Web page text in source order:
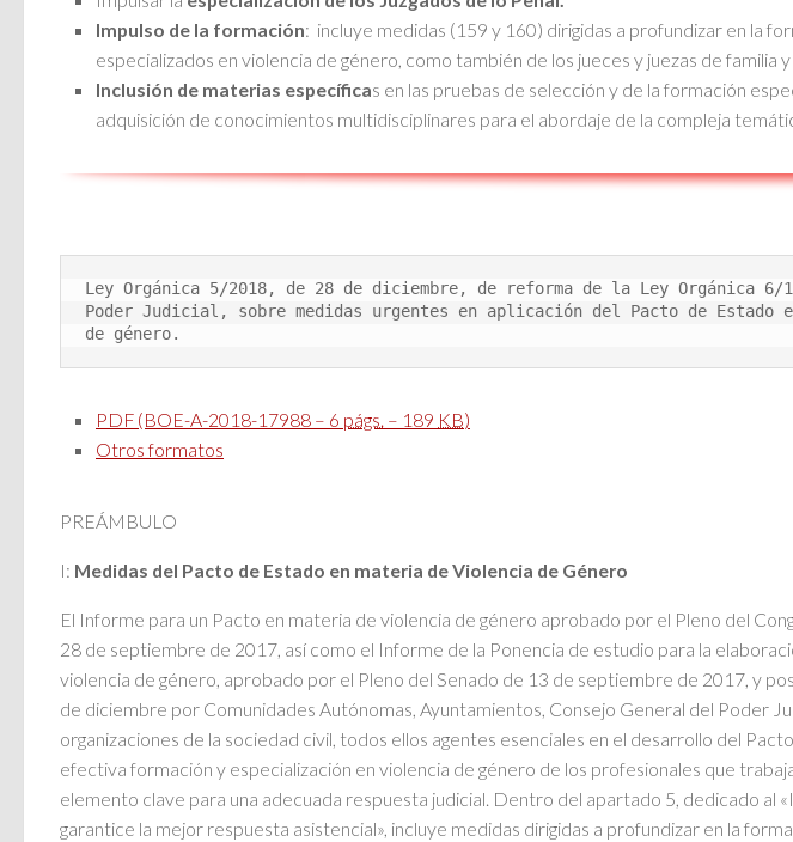
Impulso de la formación: incluye medidas (159 y 160) dirigidas a profundizar en la
especializados en violencia de género, como también de los jueces y juezas de familia
Inclusión de materias específicas en las pruebas de selección y de la formación
adquisición de conocimientos multidisciplinares para el abordaje de la compleja
Ley Orgánica 5/2018, de 28 de diciembre, de reforma de la Ley Orgánica
Poder Judicial, sobre medidas urgentes en aplicación del Pacto de Estado
de género.
PDF (BOE-A-2018-17988 – 6 págs. – 189 KB)
Otros formatos
PREÁMBULO
I: Medidas del Pacto de Estado en materia de Violencia de Género
El Informe para un Pacto en materia de violencia de género aprobado por el Pleno del
28 de septiembre de 2017, así como el Informe de la Ponencia de estudio para la
violencia de género, aprobado por el Pleno del Senado de 13 de septiembre de 2017, y
de diciembre por Comunidades Autónomas, Ayuntamientos, Consejo General del Poder
organizaciones de la sociedad civil, todos ellos agentes esenciales en el desarrollo del
efectiva formación y especialización en violencia de género de los profesionales que
elemento clave para una adecuada respuesta judicial. Dentro del apartado 5, dedicado al
garantice la mejor respuesta asistencial», incluye medidas dirigidas a profundizar en la